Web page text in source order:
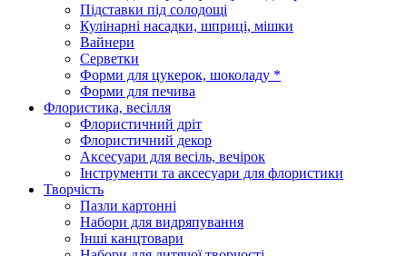
Підставки під солодощі
Кулінарні насадки, шприці, мішки
Вайнери
Серветки
Форми для цукерок, шоколаду *
Форми для печива
Флористика, весілля
Флористичний дріт
Флористичний декор
Аксесуари для весіль, вечірок
Інструменти та аксесуари для флористики
Творчість
Пазли картонні
Набори для видряпування
Інші канцтовари